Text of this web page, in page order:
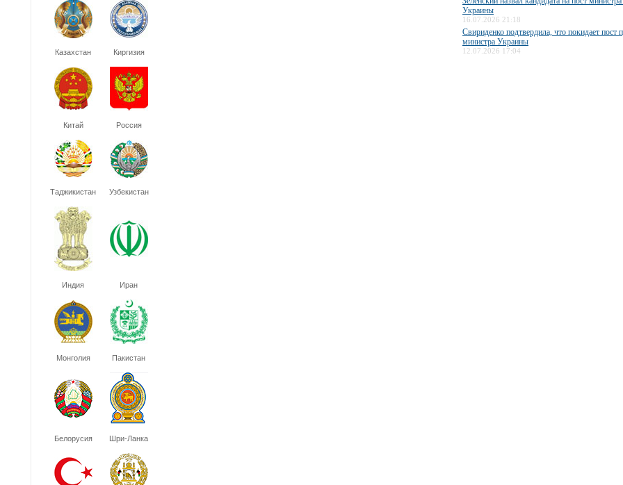
Казахстан Киргизия
Китай Россия
Таджикистан Узбекистан
Индия Иран
Монголия Пакистан
Белорусия Шри-Ланка
Украины
16.07.2026 21:18
Свириденко подтвердила, что покидает пост
министра Украины
12.07.2026 17:04